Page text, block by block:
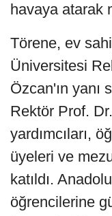
havaya atarak
Törene, ev
Üniversitesi
Özcan'ın yanı
Rektör Prof.
yardımcıları,
üyeleri ve
katıldı.
öğrencilerine